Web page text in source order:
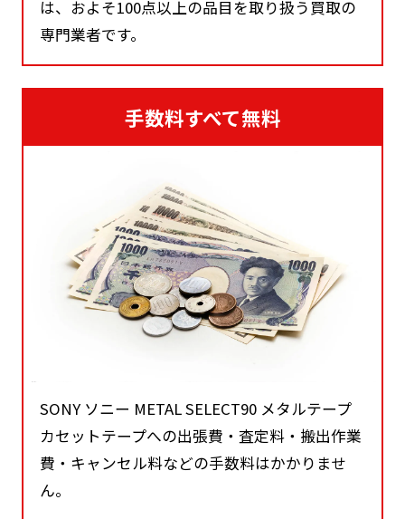
は、およそ100点以上の品目を取り扱う買取の
専門業者です。
手数料すべて無料
SONY ソニー METAL SELECT90 メタルテープ
カセットテープへの出張費・査定料・搬出作業
費・キャンセル料などの手数料はかかりませ
ん。